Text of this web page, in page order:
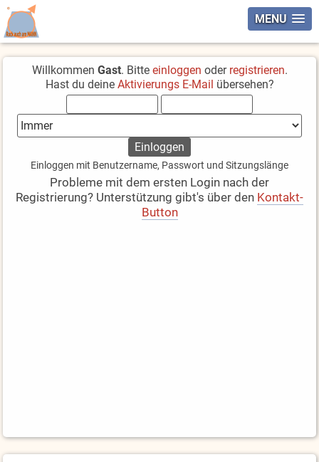
MENU
Willkommen Gast. Bitte einloggen oder registrieren.
Hast du deine Aktivierungs E-Mail übersehen?
Einloggen mit Benutzername, Passwort und Sitzungslänge
Probleme mit dem ersten Login nach der
Registrierung? Unterstützung gibt's über den Kontakt-
Button